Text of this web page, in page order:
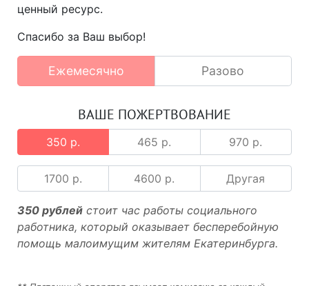
ценный ресурс.
Спасибо за Ваш выбор!
Ежемесячно Разово
ВАШЕ ПОЖЕРТВОВАНИЕ
350 р. 465 р. 970 р.
1700 р. 4600 р. Другая
350 рублей стоит час работы социального
работника, который оказывает бесперебойную
помощь малоимущим жителям Екатеринбурга.